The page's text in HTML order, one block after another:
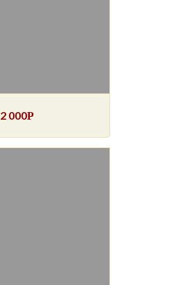
000Р